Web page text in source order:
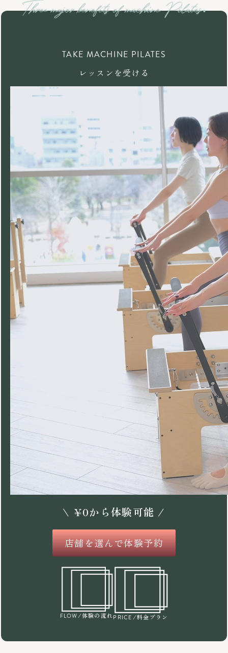
TAKE MACHINE PILATES
レッスンを受ける
\ ¥0から体験可能 /
店舗を選んで体験予約
FLOW /体験の流れPRICE /料金プラン